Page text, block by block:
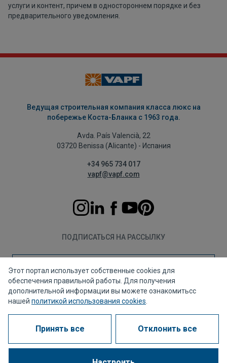
услуги и контент, причем в одностороннем порядке и без
предварительного уведомления.
Ведущая строительная компания класса люкс на
побережье Коста-Бланка с 1963 года.
Avda. País Valencià, 22
03720 Benissa (Alicante) - Испания
+34 965 734 017
vapf@vapf.com
ПОДПИСАТЬСЯ НА РАССЫЛКУ
Подписаться
Политика конфиденциальности
Правовое уведомление
Канал для жалоб
Корпоративное соответствие
Этот портал использует собственные cookies для
обеспечения правильной работы. Для получения
дополнительной информации вы можете ознакомитьсс
нашей политикой использования cookies
Принять все Отклонить все